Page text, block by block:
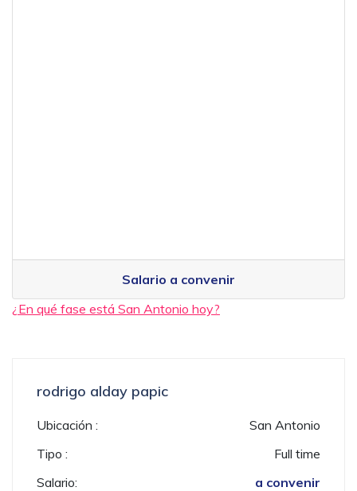
Salario a convenir
¿En qué fase está San Antonio hoy?
rodrigo alday papic
Ubicación :
San Antonio
Tipo :
Full time
Salario:
a convenir